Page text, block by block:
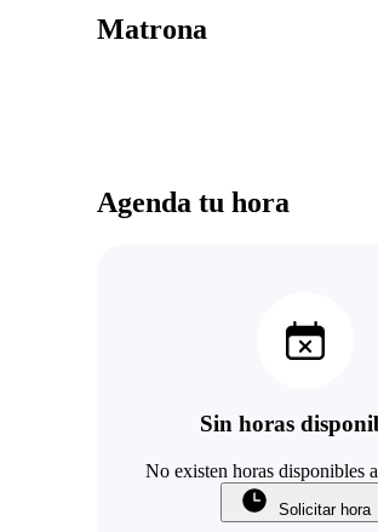
Matrona
Agenda tu hora
Sin horas
No existen horas disponibles
Solicitar hora